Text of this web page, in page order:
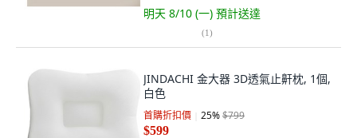
明天 8/10 (一) 預計送達
(1)
JINDACHI 金大器 3D透氣止鼾枕, 1個,
白色
首購折扣價 25%$799
$599